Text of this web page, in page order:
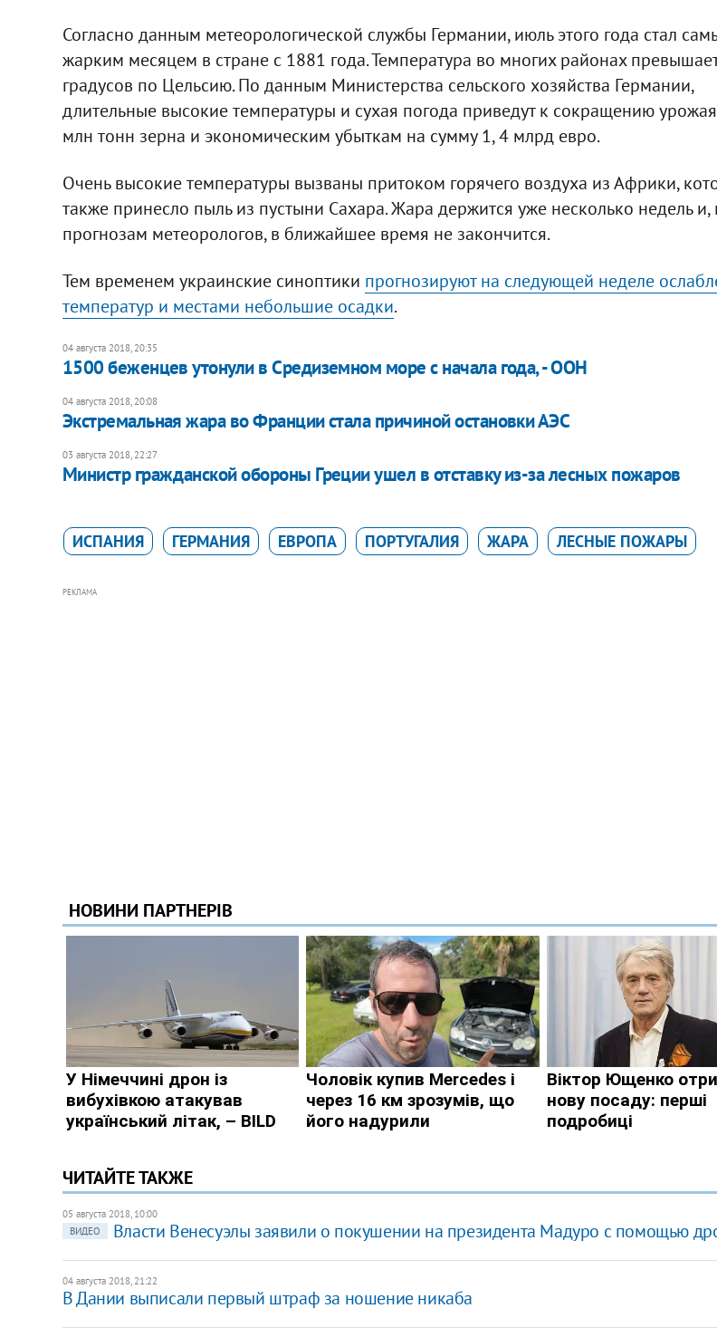
Согласно данным метеорологической службы Германии, июль этого года стал
жарким месяцем в стране с 1881 года. Температура во многих районах
градусов по Цельсию. По данным Министерства сельского хозяйства Германии,
длительные высокие температуры и сухая погода приведут к сокращению
млн тонн зерна и экономическим убыткам на сумму 1, 4 млрд евро.
Очень высокие температуры вызваны притоком горячего воздуха из Африки,
также принесло пыль из пустыни Сахара. Жара держится уже несколько недель и,
прогнозам метеорологов, в ближайшее время не закончится.
Тем временем украинские синоптики прогнозируют на следующей неделе
температур и местами небольшие осадки.
04 августа 2018, 20:35
1500 беженцев утонули в Средиземном море с начала года, - ООН
04 августа 2018, 20:08
Экстремальная жара во Франции стала причиной остановки АЭС
03 августа 2018, 22:27
Министр гражданской обороны Греции ушел в отставку из-за лесных пожаров
ИСПАНИЯ ГЕРМАНИЯ ЕВРОПА ПОРТУГАЛИЯ ЖАРА ЛЕСНЫЕ ПОЖАРЫ
РЕКЛАМА
ЧИТАЙТЕ ТАКЖЕ
05 августа 2018, 10:00
ВИДЕО
Власти Венесуэлы заявили о покушении на президента Мадуро с помощью
04 августа 2018, 21:22
В Дании выписали первый штраф за ношение никаба